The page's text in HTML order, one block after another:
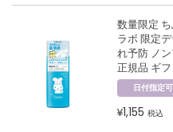
数量限定
ラボ 限定
れ予防 ノ
正規品 ギ
日付指定可
¥1,155 税込